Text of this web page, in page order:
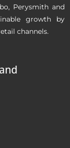
Perysmith and
growth by
channels.